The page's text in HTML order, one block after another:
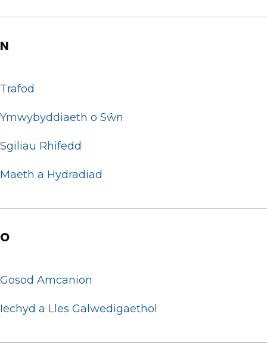
N
Trafod
Ymwybyddiaeth o Sŵn
Sgiliau Rhifedd
Maeth a Hydradiad
O
Gosod Amcanion
Iechyd a Lles Galwedigaethol